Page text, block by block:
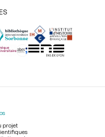
projet